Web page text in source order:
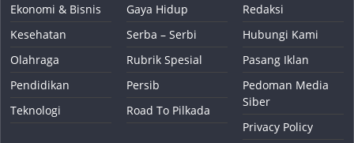
Ekonomi & Bisnis
Kesehatan
Olahraga
Pendidikan
Teknologi
Gaya Hidup
Serba – Serbi
Rubrik Spesial
Persib
Road To Pilkada
Redaksi
Hubungi Kami
Pasang Iklan
Pedoman Media
Siber
Privacy Policy